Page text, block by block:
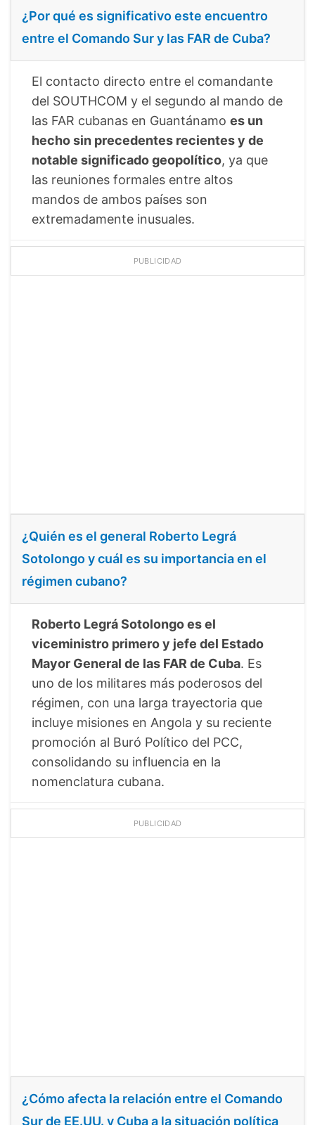
¿Por qué es significativo este encuentro
entre el Comando Sur y las FAR de Cuba?
El contacto directo entre el comandante
del SOUTHCOM y el segundo al mando de
las FAR cubanas en Guantánamo es un
hecho sin precedentes recientes y de
notable significado geopolítico, ya que
las reuniones formales entre altos
mandos de ambos países son
extremadamente inusuales.
PUBLICIDAD
¿Quién es el general Roberto Legrá
Sotolongo y cuál es su importancia en el
régimen cubano?
Roberto Legrá Sotolongo es el
viceministro primero y jefe del Estado
Mayor General de las FAR de Cuba. Es
uno de los militares más poderosos del
régimen, con una larga trayectoria que
incluye misiones en Angola y su reciente
promoción al Buró Político del PCC,
consolidando su influencia en la
nomenclatura cubana.
PUBLICIDAD
¿Cómo afecta la relación entre el Comando
Sur de EE.UU. y Cuba a la situación política